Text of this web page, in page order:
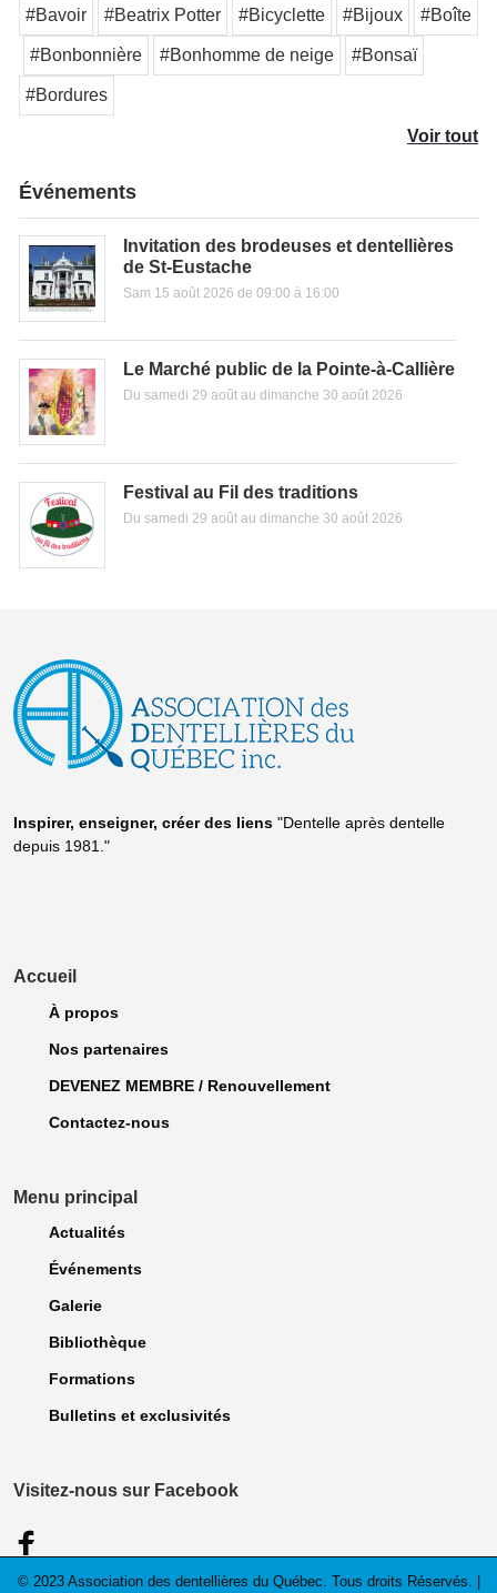
#Bavoir #Beatrix Potter #Bicyclette #Bijoux #Boîte
#Bonbonnière #Bonhomme de neige #Bonsaï
#Bordures
Voir tout
Événements
Invitation des brodeuses et dentellières
de St-Eustache
Sam 15 août 2026 de 09:00 à 16:00
Le Marché public de la Pointe-à-Callière
Du samedi 29 août au dimanche 30 août 2026
Festival au Fil des traditions
Du samedi 29 août au dimanche 30 août 2026
Inspirer, enseigner, créer des liens "Dentelle après dentelle
depuis 1981."
Accueil
À propos
Nos partenaires
DEVENEZ MEMBRE / Renouvellement
Contactez-nous
Menu principal
Actualités
Événements
Galerie
Bibliothèque
Formations
Bulletins et exclusivités
Visitez-nous sur Facebook
© 2023 Association des dentellières du Québec. Tous droits Réservés. |